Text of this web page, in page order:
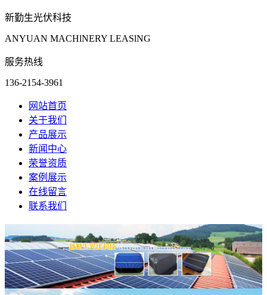
新勤生光伏科技
ANYUAN MACHlNERY LEASlNG
服务热线
136-2154-3961
网站首页
关于我们
产品展示
新闻中心
荣誉资质
案例展示
在线留言
联系我们